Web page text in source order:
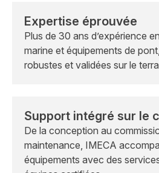
Expertise éprouvée
Plus de 30 ans d’expérience
marine et équipements de
robustes et validées sur le
Support intégré sur le
De la conception au
maintenance, IMECA
équipements avec des